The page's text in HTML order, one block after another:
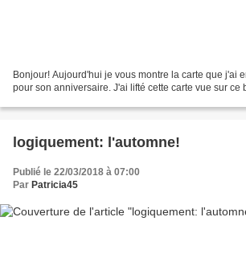
Bonjour! Aujourd'hui je vous montre la carte que j'ai
pour son anniversaire. J'ai lifté cette carte vue sur ce
logiquement: l'automne!
Publié le 22/03/2018 à 07:00
Par Patricia45